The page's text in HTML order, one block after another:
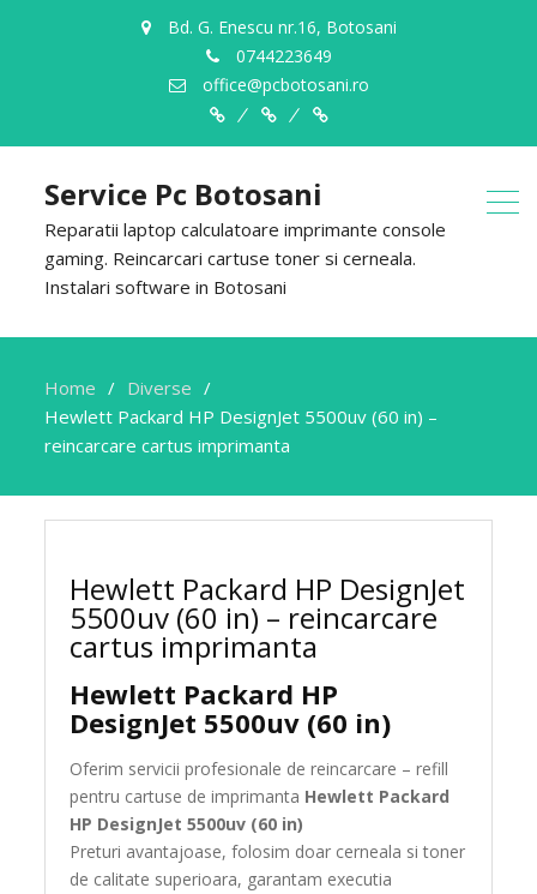
Bd. G. Enescu nr.16, Botosani
0744223649
office@pcbotosani.ro
Despre
Noi
ServiciiContact
Service Pc Botosani
Reparatii laptop calculatoare imprimante console
gaming. Reincarcari cartuse toner si cerneala.
Instalari software in Botosani
Home
Diverse
Hewlett Packard HP DesignJet 5500uv (60 in) –
reincarcare cartus imprimanta
Hewlett Packard HP DesignJet
5500uv (60 in) – reincarcare
cartus imprimanta
Hewlett Packard HP
DesignJet 5500uv (60 in)
Oferim servicii profesionale de reincarcare – refill
pentru cartuse de imprimanta Hewlett Packard
HP DesignJet 5500uv (60 in)
Preturi avantajoase, folosim doar cerneala si toner
de calitate superioara, garantam executia